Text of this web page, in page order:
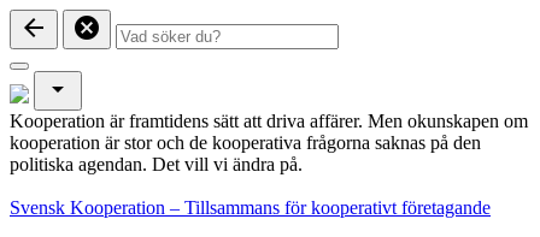
arrow_back cancel
arrow_drop_down
Kooperation är framtidens sätt att driva affärer. Men okunskapen om
kooperation är stor och de kooperativa frågorna saknas på den
politiska agendan. Det vill vi ändra på.
Svensk Kooperation – Tillsammans för kooperativt företagande